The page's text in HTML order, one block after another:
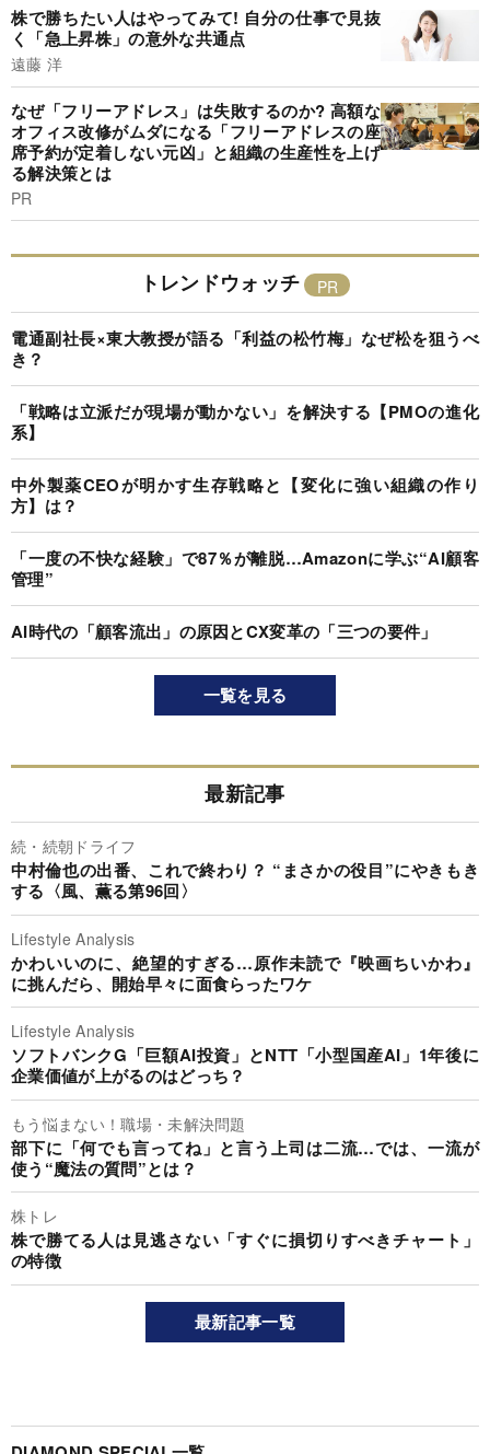
株で勝ちたい人はやってみて! 自分の仕事で見抜
く「急上昇株」の意外な共通点
遠藤 洋
なぜ「フリーアドレス」は失敗するのか? 高額な
オフィス改修がムダになる「フリーアドレスの座
席予約が定着しない元凶」と組織の生産性を上げ
る解決策とは
PR
トレンドウォッチ
電通副社長×東大教授が語る「利益の松竹梅」なぜ松を狙うべ
き？
「戦略は立派だが現場が動かない」を解決する【PMOの進化
系】
中外製薬CEOが明かす生存戦略と【変化に強い組織の作り
方】は？
「一度の不快な経験」で87％が離脱…Amazonに学ぶ“AI顧客
管理”
AI時代の「顧客流出」の原因とCX変革の「三つの要件」
一覧を見る
最新記事
続・続朝ドライフ
中村倫也の出番、これで終わり？ “まさかの役目”にやきもき
する〈風、薫る第96回〉
Lifestyle Analysis
かわいいのに、絶望的すぎる…原作未読で『映画ちいかわ』
に挑んだら、開始早々に面食らったワケ
Lifestyle Analysis
ソフトバンクG「巨額AI投資」とNTT「小型国産AI」1年後に
企業価値が上がるのはどっち？
もう悩まない！職場・未解決問題
部下に「何でも言ってね」と言う上司は二流…では、一流が
使う“魔法の質問”とは？
株トレ
株で勝てる人は見逃さない「すぐに損切りすべきチャート」
の特徴
最新記事一覧